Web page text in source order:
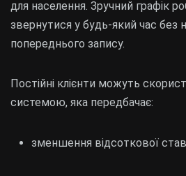
для населення. Зручний графік
звернутися у будь-який час без
попереднього запису.
Постійні клієнти можуть
системою, яка передбачає:
зменшення відсоткової